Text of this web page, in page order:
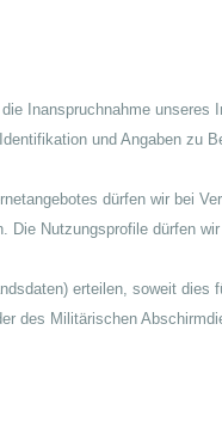
Inanspruchnahme unseres
und Angaben zu
dürfen wir bei
Die Nutzungsprofile dürfen
erteilen, soweit dies
des Militärischen